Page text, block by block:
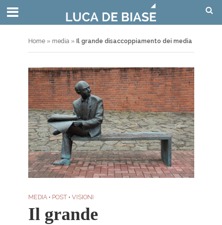
Home» media» Il grande disaccoppiamento dei media
MEDIA • POST • VISIONI
Il grande